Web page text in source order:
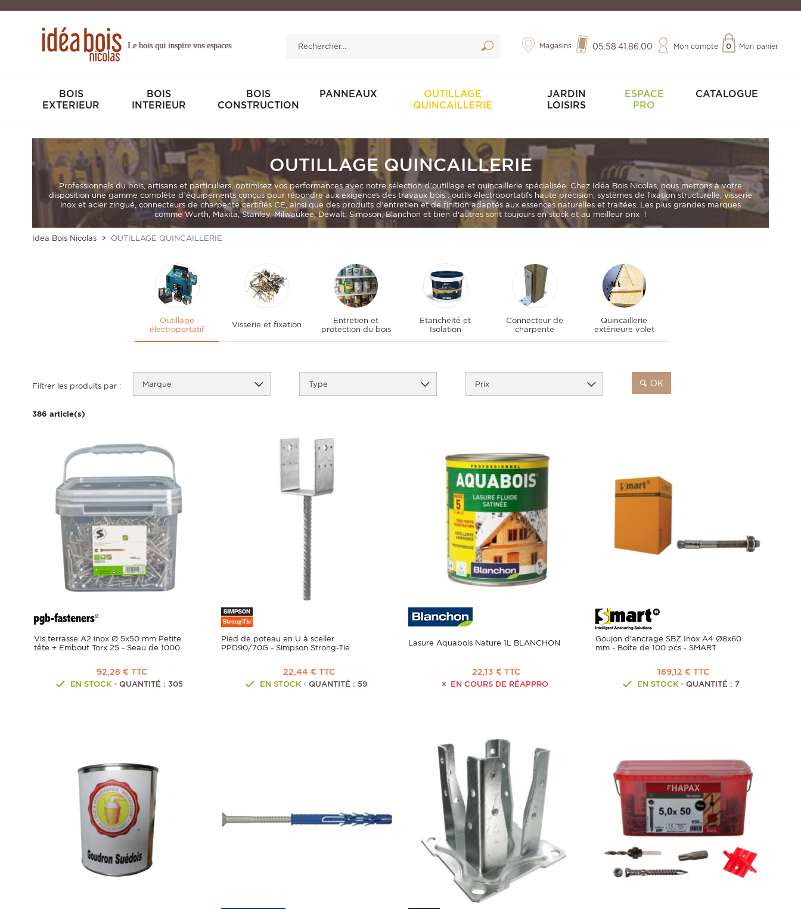
Le bois qui inspire vos espaces Magasins 05.58.41.86.00 Mon compte Mon panier
0
BOIS
EXTERIEUR
BOIS
INTERIEUR
BOIS
CONSTRUCTION
PANNEAUX
OUTILLAGE
QUINCAILLERIE
JARDIN
LOISIRS
ESPACE
PRO
CATALOGUE
OUTILLAGE QUINCAILLERIE
Professionnels du bois, artisans et particuliers, optimisez vos performances avec notre sélection d’outillage et quincaillerie spécialisée. Chez Idéa Bois Nicolas, nous mettons à votre
disposition une gamme complète d’équipements conçus pour répondre aux exigences des travaux bois :outils électroportatifs haute précision systèmes de fixation structurelle visserie
inox et acier zingué connecteurs de charpente certifiés CE , ainsi que des produits d’entretien et de finition adaptés aux essences naturelles et traitées. Les plus grandes marques
comme Wurth, Makita, Stanley, Milwaukee, Dewalt, Simpson, Blanchon et bien d'autres sont toujours en stock et au meilleur prix !
Idea Bois Nicolas OUTILLAGE QUINCAILLERIE
Outillage
électroportatif
Visserie et fixation
Entretien et
protection du bois
Etanchéité et
Isolation
Connecteur de
charpente
Quincaillerie
extérieure volet
Filtrer les produits par : Marque Type Prix OK
386 article(s)
Vis terrasse A2 inox Ø 5x50 mm Petite
tête + Embout Torx 25 - Seau de 1000
92,28 € TTC
EN STOCK - QUANTITÉ : 305
Pied de poteau en U à sceller
PPD90/70G - Simpson Strong-Tie
22,44 € TTC
EN STOCK - QUANTITÉ : 59
Lasure Aquabois Nature 1L BLANCHON
22,13 € TTC
EN COURS DE RÉAPPRO
Goujon d'ancrage SBZ Inox A4 Ø8x60
mm - Boîte de 100 pcs - SMART
189,12 € TTC
EN STOCK - QUANTITÉ : 7